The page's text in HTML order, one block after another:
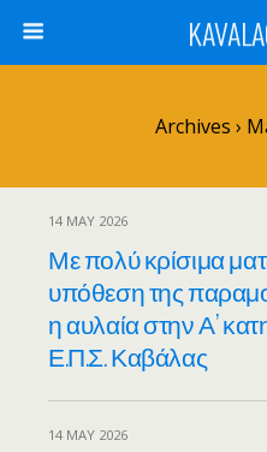
Archives ›
14 MAY 2026
Με πολύ κρίσιμα
υπόθεση της
η αυλαία στην Α’
Ε.Π.Σ. Καβάλας
14 MAY 2026